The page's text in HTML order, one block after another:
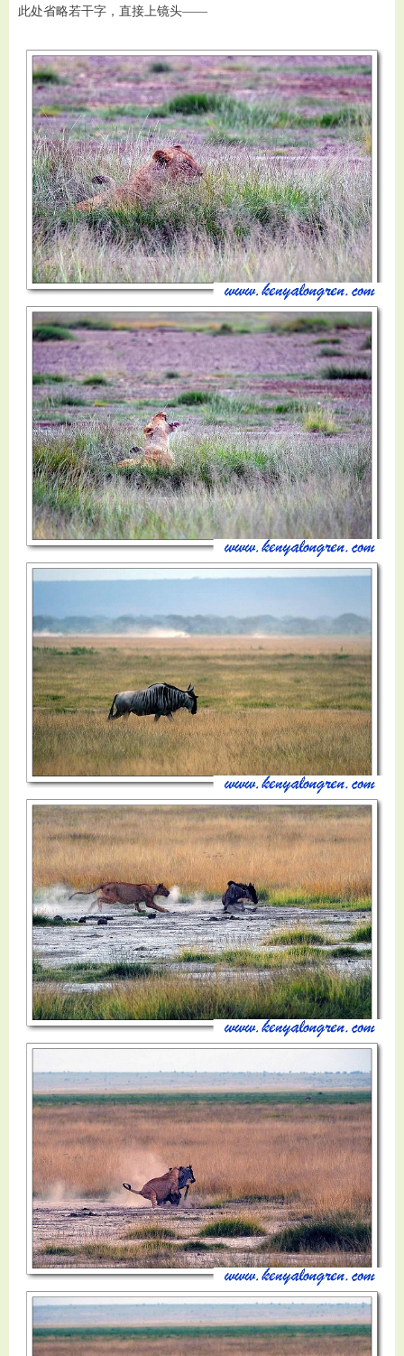
此处省略若干字，直接上镜头——